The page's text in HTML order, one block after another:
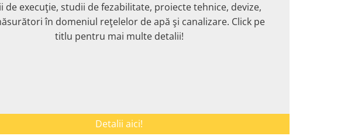
de execuţie, studii de fezabilitate, proiecte tehnice, devize,
în domeniul reţelelor de apă şi canalizare. Click pe
titlu pentru mai multe detalii!
Detalii aici!